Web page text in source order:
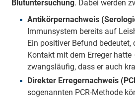
Blutuntersuchung. Dabei werden
Antikörpernachweis
Immunsystem bereits auf
Ein positiver Befund bedeutet,
Kontakt mit dem Erreger hatte
zwangsläufig, dass er auch
Direkter Erregernachweis
sogenannten PCR-Methode